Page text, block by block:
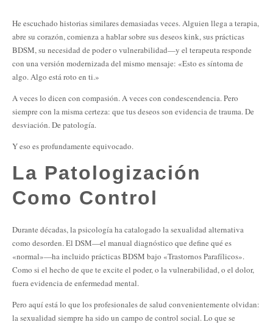
He escuchado historias similares demasiadas veces. Alguien llega a terapia,
abre su corazón, comienza a hablar sobre sus deseos kink, sus prácticas
BDSM, su necesidad de poder o vulnerabilidad—y el terapeuta responde
con una versión modernizada del mismo mensaje: «Esto es síntoma de
algo. Algo está roto en ti.»
A veces lo dicen con compasión. A veces con condescendencia. Pero
siempre con la misma certeza: que tus deseos son evidencia de trauma. De
desviación. De patología.
Y eso es profundamente equivocado.
La Patologización
Como Control
Durante décadas, la psicología ha catalogado la sexualidad alternativa
como desorden. El DSM—el manual diagnóstico que define qué es
«normal»—ha incluido prácticas BDSM bajo «Trastornos Parafílicos».
Como si el hecho de que te excite el poder, o la vulnerabilidad, o el dolor,
fuera evidencia de enfermedad mental.
Pero aquí está lo que los profesionales de salud convenientemente olvidan:
la sexualidad siempre ha sido un campo de control social. Lo que se